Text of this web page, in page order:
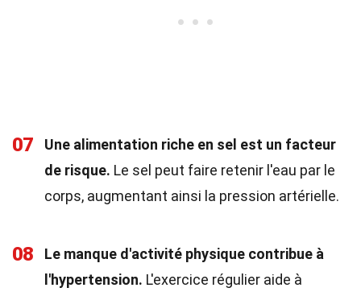
07
Une alimentation riche en sel est un facteur
de risque. Le sel peut faire retenir l'eau par le
corps, augmentant ainsi la pression artérielle.
08
Le manque d'activité physique contribue à
l'hypertension. L'exercice régulier aide à